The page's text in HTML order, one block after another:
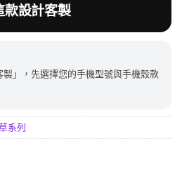
款設計客製
」，先選擇您的手機型號與手機殼款
系列